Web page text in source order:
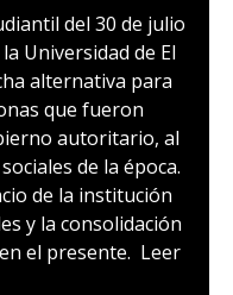
del 30 de julio
Universidad de El
alternativa para
que fueron
autoritario, al
de la época.
de la institución
y la consolidación
el presente. Leer